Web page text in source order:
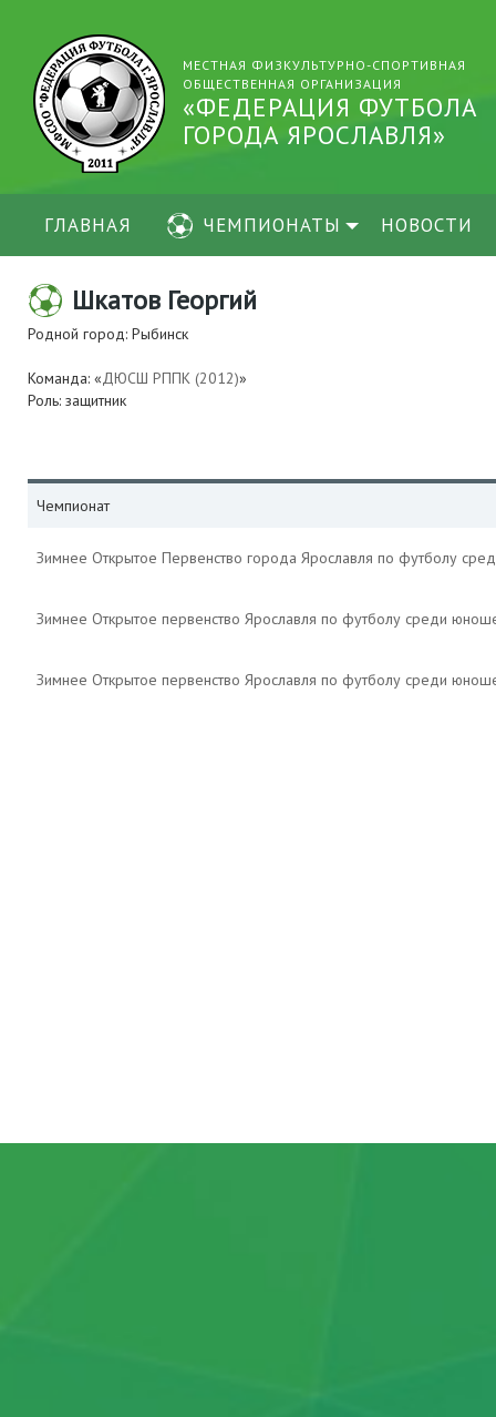
МЕСТНАЯ ФИЗКУЛЬТУРНО-СПОРТИВНАЯ
ОБЩЕСТВЕННАЯ ОРГАНИЗАЦИЯ
«ФЕДЕРАЦИЯ ФУТБОЛА
ГОРОДА ЯРОСЛАВЛЯ»
ГЛАВНАЯ ЧЕМПИОНАТЫ НОВОСТИ
Шкатов Георгий
Родной город: Рыбинск
Команда: «ДЮСШ РППК (2012)»
Роль: защитник
Чемпионат
Зимнее Открытое Первенство города Ярославля по футболу
Зимнее Открытое первенство Ярославля по футболу среди
Зимнее Открытое первенство Ярославля по футболу среди